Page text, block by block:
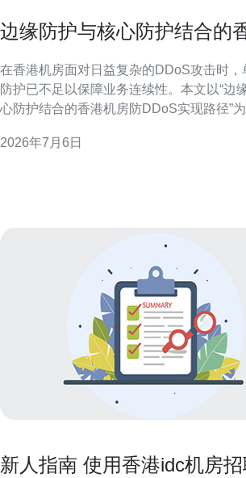
边缘防护与核心防护结合的
在香港机房面对日益复杂的DDoS攻击时，
防护已不足以保障业务连续性。本文以“边
心防护结合的香港机房防DDoS实现路径”
分发、边缘清洗和机房内流量限速等手段，
2026年7月6日
新人指南 使用香港idc机房